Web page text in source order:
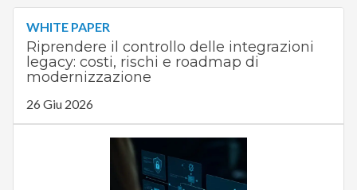
WHITE PAPER
Riprendere il controllo delle integrazioni
legacy: costi, rischi e roadmap di
modernizzazione
26 Giu 2026